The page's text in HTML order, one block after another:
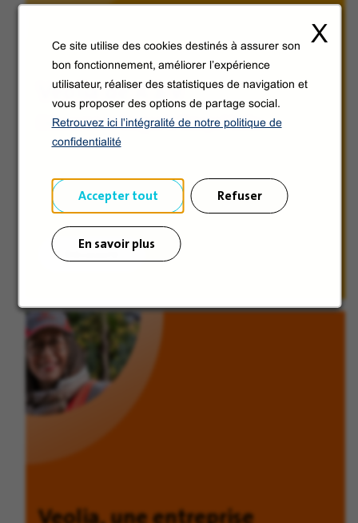
X
Ce site utilise des cookies destinés à assurer son
bon fonctionnement, améliorer l’expérience
utilisateur, réaliser des statistiques de navigation et
vous proposer des options de partage social.
Retrouvez ici l'intégralité de notre politique de
confidentialité
Accepter tout Refuser
En savoir plus
Veolia de A à V
Découvrez en images le Groupe Veolia.